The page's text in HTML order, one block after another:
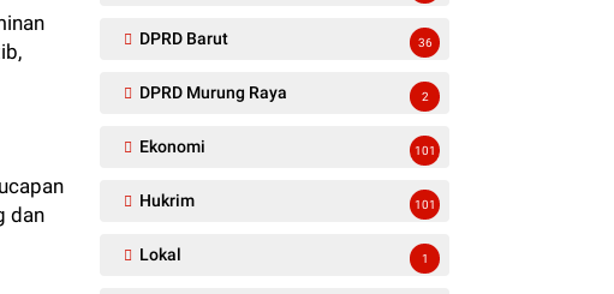
dan
DPRD Barut 36
DPRD Murung Raya 2
Ekonomi 101
Hukrim 101
Lokal 1